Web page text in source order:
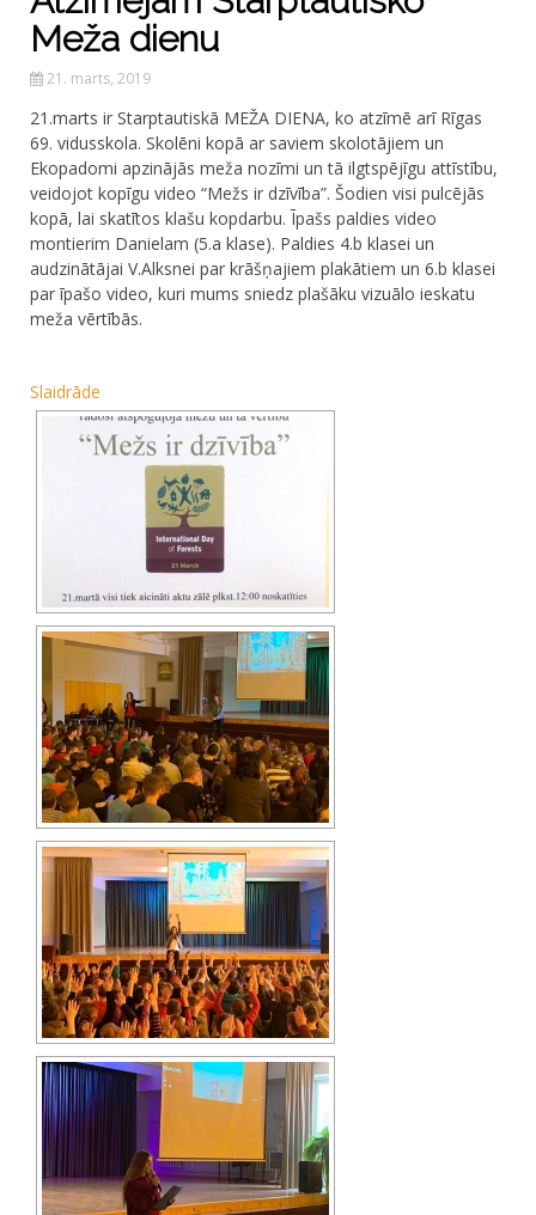
Meža dienu
21. marts, 2019
21.marts ir Starptautiskā MEŽA DIENA, ko atzīmē arī Rīgas
69. vidusskola. Skolēni kopā ar saviem skolotājiem un
Ekopadomi apzinājās meža nozīmi un tā ilgtspējīgu attīstību,
veidojot kopīgu video “Mežs ir dzīvība”. Šodien visi pulcējās
kopā, lai skatītos klašu kopdarbu. Īpašs paldies video
montierim Danielam (5.a klase). Paldies 4.b klasei un
audzinātājai V.Alksnei par krāšņajiem plakātiem un 6.b klasei
par īpašo video, kuri mums sniedz plašāku vizuālo ieskatu
meža vērtībās.
Slaidrāde